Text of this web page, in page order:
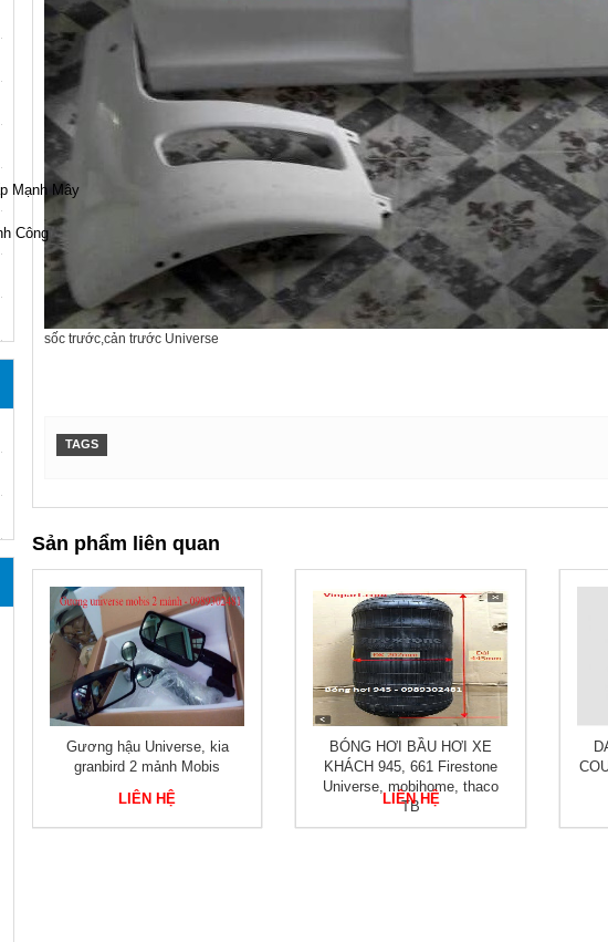
sốc trước,cản trước Universe
TAGS
Sản phẩm liên quan
Gương hậu Universe, kia
granbird 2 mảnh Mobis
LIÊN HỆ
BÓNG HƠI BẦU HƠI XE
KHÁCH 945, 661 Firestone
Universe, mobihome, thaco
TB
LIÊN HỆ
Mạnh Mây
Công